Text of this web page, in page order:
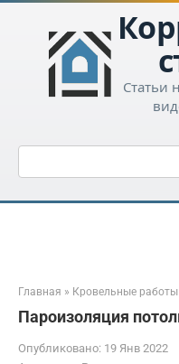
Перейти
контенту
Статьи
Поиск:
Главная » Кровельные работы
Пароизоляция
Опубликовано: 19 Янв 2022